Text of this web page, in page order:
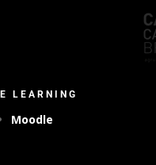
E LEARNING
Moodle